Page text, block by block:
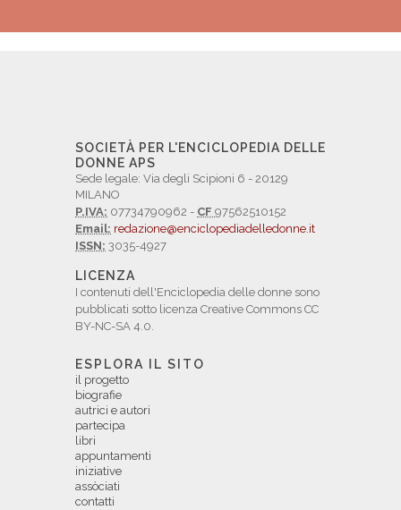
SOCIETÀ PER L'ENCICLOPEDIA DELLE
DONNE APS
Sede legale: Via degli Scipioni 6 - 20129
MILANO
P.IVA: 07734790962 - CF 97562510152
Email: redazione@enciclopediadelledonne.it
ISSN: 3035-4927
LICENZA
I contenuti dell'Enciclopedia delle donne sono
pubblicati sotto licenza Creative Commons CC
BY-NC-SA 4.0.
ESPLORA IL SITO
il progetto
biografie
autrici e autori
partecipa
libri
appuntamenti
iniziative
assòciati
contatti